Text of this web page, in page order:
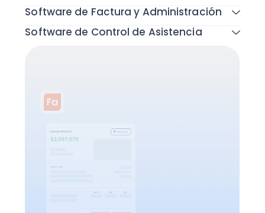
Software de Factura y Administración
Software de Control de Asistencia
Todas las funcionalidades